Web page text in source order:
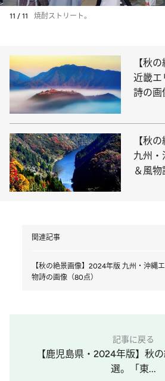
11 / 11 焼酎ストリート。
【秋
近畿エ
詩の画
【秋
九州・
＆風物
関連記事
【秋の絶景画像】2024年版 九州・沖縄
物詩の画像（80点）
記事に戻る
【鹿児島県・2024年版】秋
選。「東...